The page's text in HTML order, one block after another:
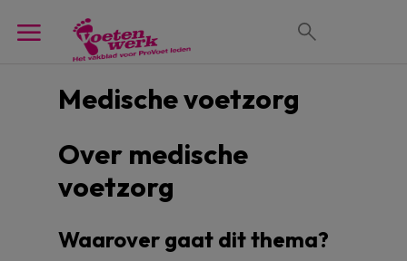
Medische voetzorg
Over medische
voetzorg
Waarover gaat dit thema?